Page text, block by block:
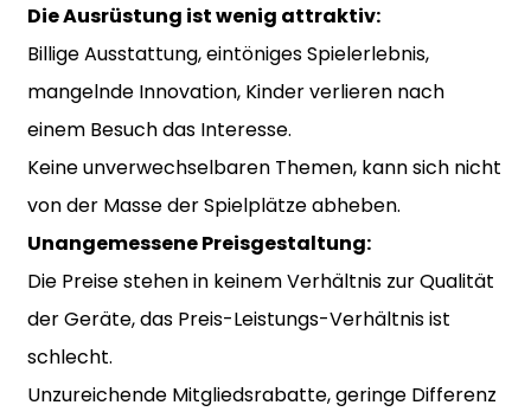
Die Ausrüstung ist wenig attraktiv:
Billige Ausstattung, eintöniges Spielerlebnis,
mangelnde Innovation, Kinder verlieren nach
einem Besuch das Interesse.
Keine unverwechselbaren Themen, kann sich nicht
von der Masse der Spielplätze abheben.
Unangemessene Preisgestaltung:
Die Preise stehen in keinem Verhältnis zur Qualität
der Geräte, das Preis-Leistungs-Verhältnis ist
schlecht.
Unzureichende Mitgliedsrabatte, geringe Differenz